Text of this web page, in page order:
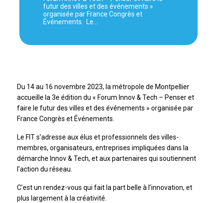
futur des villes et des événements »
organisée par France Congrès et
Événements. Le…
Du 14 au 16 novembre 2023, la métropole de Montpellier
accueille la 3e édition du « Forum Innov & Tech – Penser et
faire le futur des villes et des événements » organisée par
France Congrès et Événements.
Le FIT s’adresse aux élus et professionnels des villes-
membres, organisateurs, entreprises impliquées dans la
démarche Innov & Tech, et aux partenaires qui soutiennent
l’action du réseau.
C’est un rendez-vous qui fait la part belle à l’innovation, et
plus largement à la créativité.